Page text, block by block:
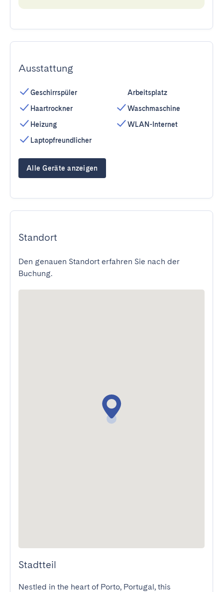
Ausstattung
Geschirrspüler
Haartrockner
Heizung
Laptopfreundlicher
Arbeitsplatz
Waschmaschine
WLAN-Internet
Alle Geräte anzeigen
Standort
Den genauen Standort erfahren Sie nach der
Buchung.
Stadtteil
Nestled in the heart of Porto, Portugal, this